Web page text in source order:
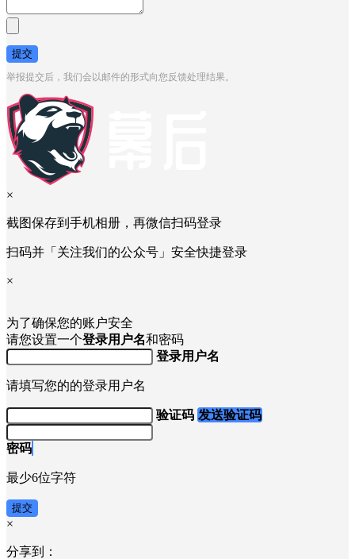
提交
举报提交后，我们会以邮件的形式向您反馈处理结果。
×
截图保存到手机相册，再微信扫码登录
扫码并「关注我们的公众号」安全快捷登录
×
为了确保您的账户安全
请您设置一个登录用户名和密码
登录用户名
请填写您的的登录用户名
验证码 发送验证码
密码
最少6位字符
提交
×
分享到：